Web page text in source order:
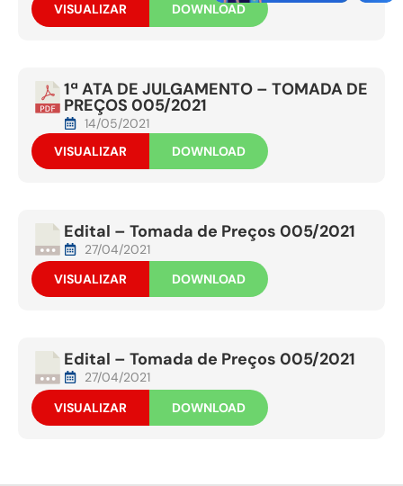
VISUALIZAR
DOWNLOAD
1ª ATA DE JULGAMENTO – TOMADA DE
PREÇOS 005/2021
14/05/2021
VISUALIZAR
DOWNLOAD
Edital – Tomada de Preços 005/2021
27/04/2021
VISUALIZAR
DOWNLOAD
Edital – Tomada de Preços 005/2021
27/04/2021
VISUALIZAR
DOWNLOAD